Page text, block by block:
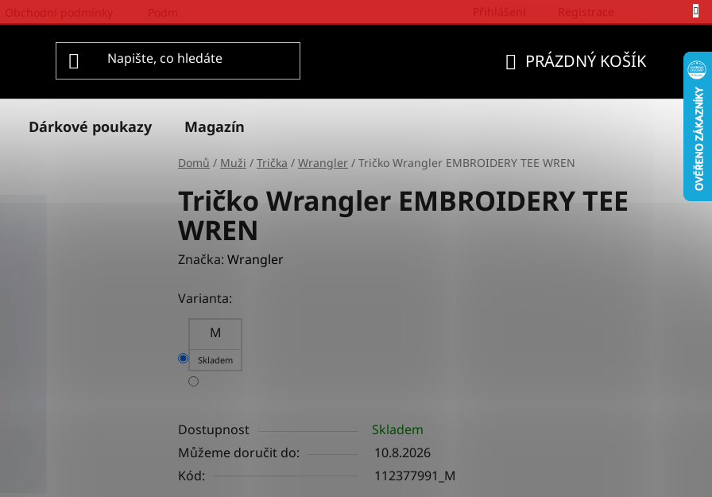
PRÁZDNÝ KOŠÍK
Dárkové poukazy Magazín
Domů / Muži / Trička / Wrangler / Tričko Wrangler EMBROIDERY TEE WREN
Tričko Wrangler EMBROIDERY TEE
WREN
Značka: Wrangler
Varianta:
M
Skladem
Dostupnost
Skladem
Můžeme doručit do:
10.8.2026
Kód:
112377991_M